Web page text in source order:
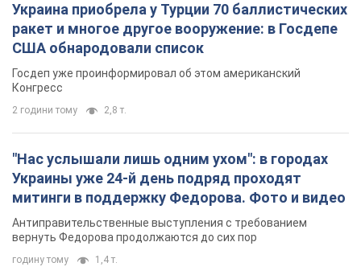
Украина приобрела у Турции 70 баллистических
ракет и многое другое вооружение: в Госдепе
США обнародовали список
Госдеп уже проинформировал об этом американский
Конгресс
2 години тому 2,8 т.
"Нас услышали лишь одним ухом": в городах
Украины уже 24-й день подряд проходят
митинги в поддержку Федорова. Фото и видео
Антиправительственные выступления с требованием
вернуть Федорова продолжаются до сих пор
годину тому 1,4 т.